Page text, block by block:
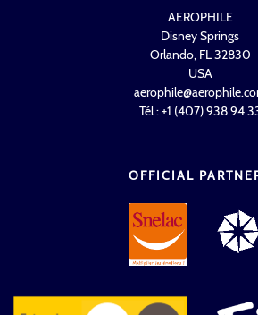
AEROPHILE
Disney Springs
Orlando, FL 32830
USA
Tél : +1 (407) 938 94
OFFICIAL